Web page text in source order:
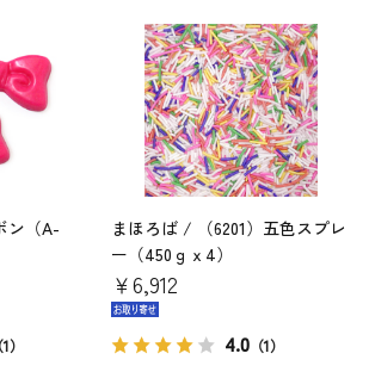
ン（A-
（1）
まほろば / （6201）五色スプレ
ー（450ｇｘ4）
￥6,912
4.0 （1）